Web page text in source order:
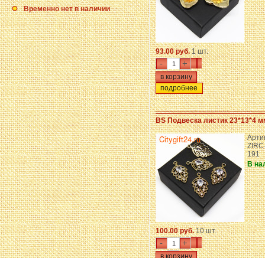
Временно нет в наличии
93.00 руб.1 шт.
- +
подробнее
BS Подвеска листик 23*13*4
191
В
100.00 руб.10 шт.
- +